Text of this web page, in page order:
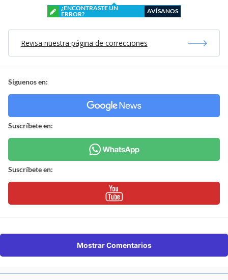
¿ENCONTRASTE UN
ERROR?
AVÍSANOS
Revisa nuestra página de correcciones
Síguenos en:
Suscríbete en:
Suscríbete en:
Mostrar Comentarios